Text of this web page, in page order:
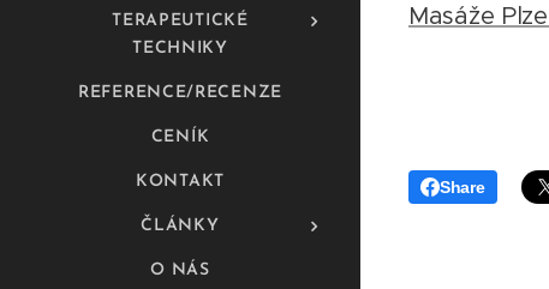
TERAPEUTICKÉ
TECHNIKY
REFERENCE/RECENZE
CENÍK
KONTAKT
ČLÁNKY
O NÁS
Masáže
Share